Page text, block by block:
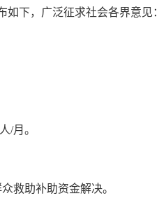
下，广泛征求社会各界意见：
/月。
救助补助资金解决。